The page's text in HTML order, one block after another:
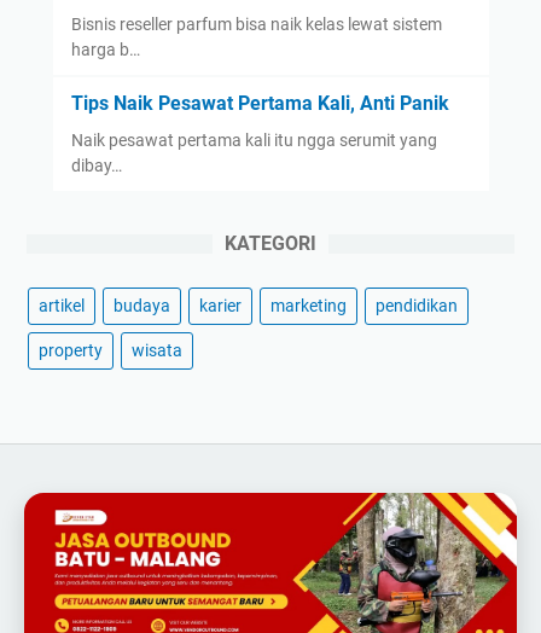
Bisnis reseller parfum bisa naik kelas lewat sistem
harga b…
Tips Naik Pesawat Pertama Kali, Anti Panik
Naik pesawat pertama kali itu ngga serumit yang
dibay…
KATEGORI
artikel budaya karier marketing pendidikan
property wisata